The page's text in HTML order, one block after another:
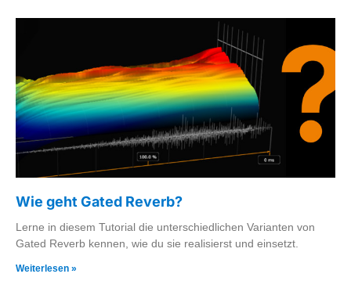
Wie geht Gated Reverb?
Lerne in diesem Tutorial die unterschiedlichen Varianten von
Gated Reverb kennen, wie du sie realisierst und einsetzt.
Weiterlesen »